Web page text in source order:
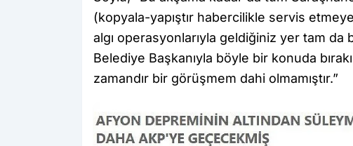
(kopyala-yapıştır habercilikle servis
algı operasyonlarıyla geldiğiniz yer tam da
Belediye Başkanıyla böyle bir konuda
zamandır bir görüşmem dahi olmamıştır.”